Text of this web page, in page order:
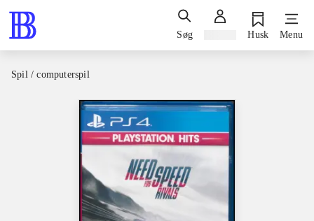
Søg Husk Menu
Spil / computerspil